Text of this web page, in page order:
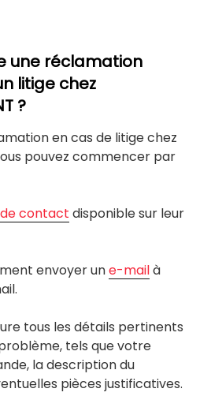
une réclamation
litige chez
?
en cas de litige chez
pouvez commencer par
contact disponible sur leur
envoyer une-mailà
tous les détails pertinents
tels que votre
la description du
pièces justificatives.